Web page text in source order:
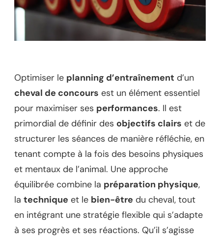
Optimiser le planning d’entraînement d’un
cheval de concours est un élément essentiel
pour maximiser ses performances. Il est
primordial de définir des objectifs clairs et de
structurer les séances de manière réfléchie, en
tenant compte à la fois des besoins physiques
et mentaux de l’animal. Une approche
équilibrée combine la préparation physique,
la technique et le bien-être du cheval, tout
en intégrant une stratégie flexible qui s’adapte
à ses progrès et ses réactions. Qu’il s’agisse